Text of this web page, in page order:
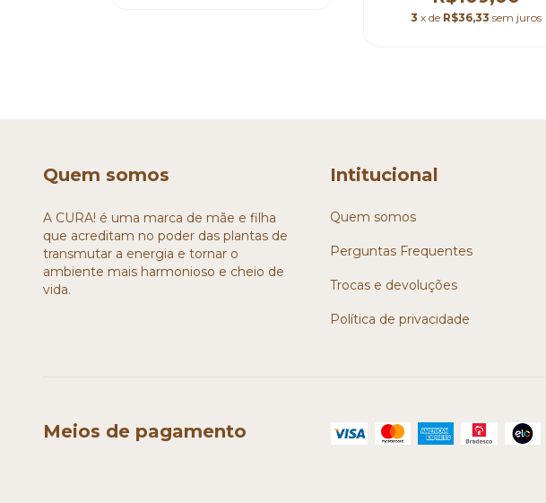
3 x de R$36,33 sem juros
Quem somos
A CURA! é uma marca de mãe e filha
que acreditam no poder das plantas de
transmutar a energia e tornar o
ambiente mais harmonioso e cheio de
vida.
Intitucional
Quem somos
Perguntas Frequentes
Trocas e devoluções
Política de privacidade
Meios de pagamento